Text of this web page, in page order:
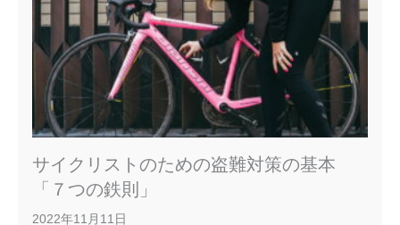
サイクリストのための盗難対策の基本
「７つの鉄則」
2022年11月11日